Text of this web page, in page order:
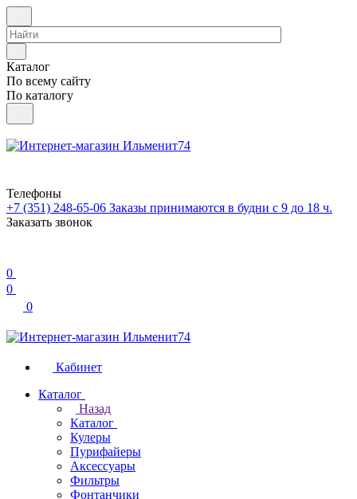
Каталог
По всему сайту
По каталогу
Телефоны
+7 (351) 248-65-06 Заказы принимаются в будни с 9 до 18 ч.
Заказать звонок
0
0
0
Кабинет
Каталог
Назад
Каталог
Кулеры
Пурифайеры
Аксессуары
Фильтры
Фонтанчики